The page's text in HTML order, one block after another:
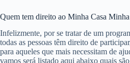
Quem tem direito ao Minha Casa
Infelizmente, por se tratar de um
todas as pessoas têm direito de
para aqueles que mais necessitam de
vamos será listado aqui abaixo quais